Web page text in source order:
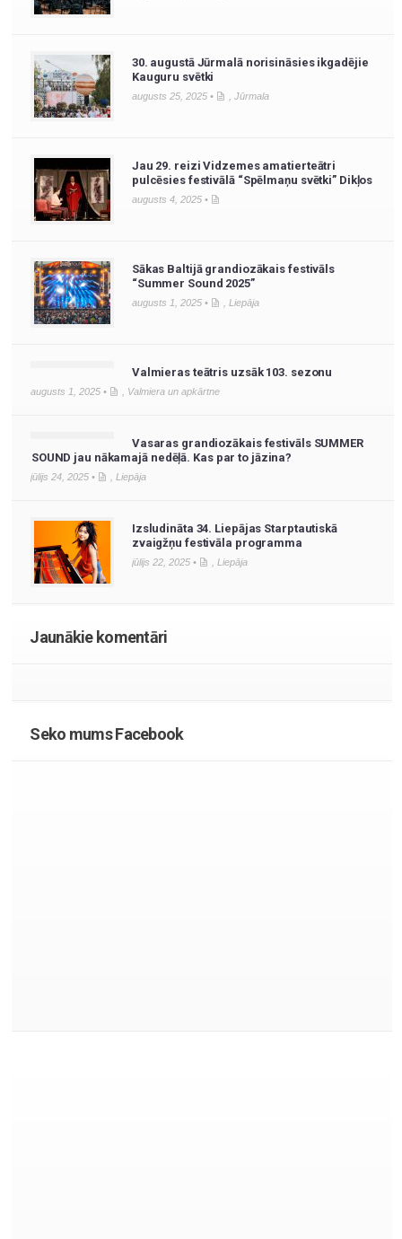
30. augustā Jūrmalā norisināsies ikgadējie
Kauguru svētki
augusts 25, 2025 • Jūrmala
Jau 29. reizi Vidzemes amatierteātri
pulcēsies festivālā “Spēlmaņu svētki” Dikļos
augusts 4, 2025 •
Sākas Baltijā grandiozākais festivāls
“Summer Sound 2025”
augusts 1, 2025 • Liepāja
Valmieras teātris uzsāk 103. sezonu
augusts 1, 2025 • Valmiera un apkārtne
Vasaras grandiozākais festivāls SUMMER
SOUND jau nākamajā nedēļā. Kas par to jāzina?
jūlijs 24, 2025 • Liepāja
Izsludināta 34. Liepājas Starptautiskā
zvaigžņu festivāla programma
jūlijs 22, 2025 • Liepāja
Jaunākie komentāri
Seko mums Facebook